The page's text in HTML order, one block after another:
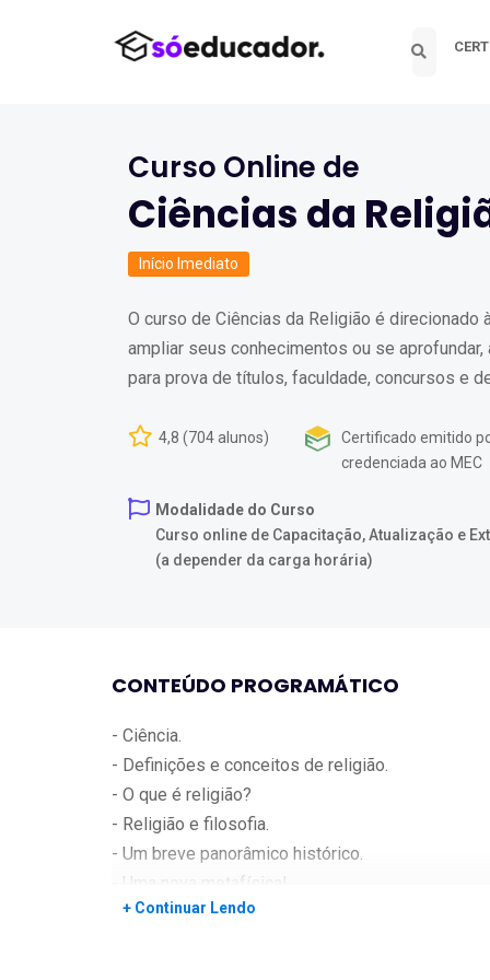
Curso Online de
Ciências da
Início Imediato
O curso de Ciências da Religião é
ampliar seus conhecimentos ou se
para prova de títulos, faculdade, concursos e
4,8 (704 alunos)
Certificado emitido
credenciada ao MEC
Modalidade do Curso
Curso online de Capacitação, Atualização e
(a depender da carga horária)
CONTEÚDO PROGRAMÁTICO
- Ciência.
- Definições e conceitos de religião.
- O que é religião?
- Religião e filosofia.
- Um breve panorâmico histórico.
- Uma nova metafísica!
- Religião e ciência.
+ Continuar Lendo